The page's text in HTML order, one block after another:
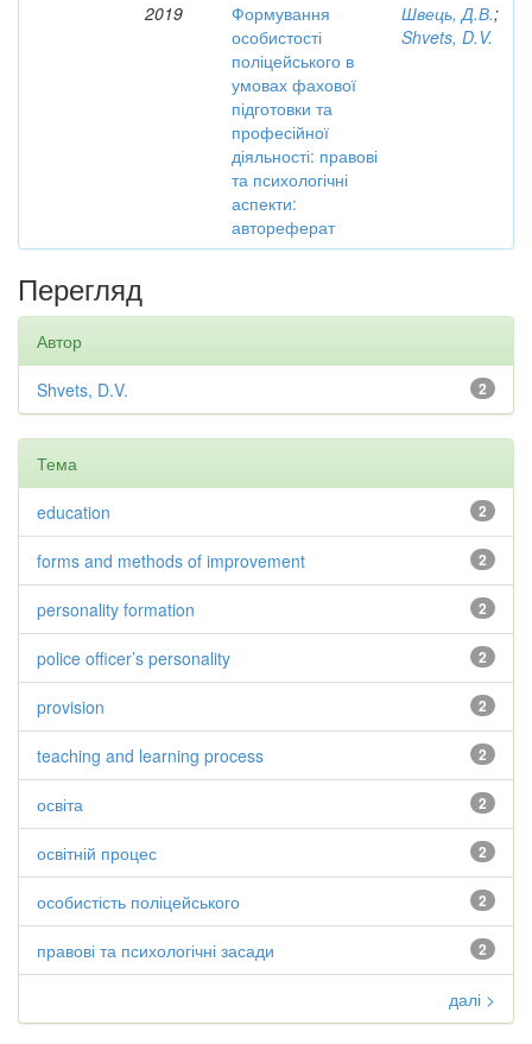
2019
Формування
особистості
поліцейського в
умовах фахової
підготовки та
професійної
діяльності: правові
та психологічні
аспекти:
автореферат
Швець, Д.В.;
Shvets, D.V.
Перегляд
Автор
2
Shvets, D.V.
Тема
2
education
2
forms and methods of improvement
2
personality formation
2
police officer’s personality
2
provision
2
teaching and learning process
2
освіта
2
освітній процес
2
особистість поліцейського
2
правові та психологічні засади
далі >